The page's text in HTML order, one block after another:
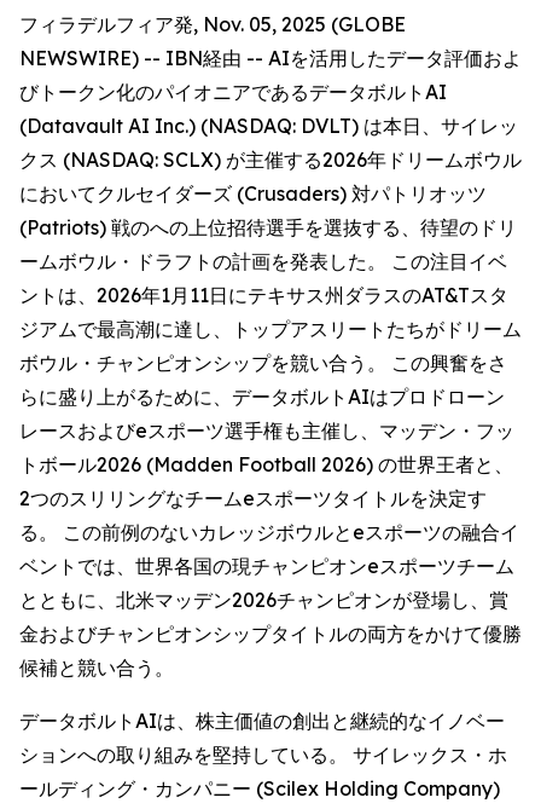
フィラデルフィア発, Nov. 05, 2025 (GLOBE
NEWSWIRE) -- IBN経由 -- AIを活用したデータ評価およ
びトークン化のパイオニアであるデータボルトAI
(Datavault AI Inc.) (NASDAQ: DVLT) は本日、サイレッ
クス (NASDAQ: SCLX) が主催する2026年ドリームボウル
においてクルセイダーズ (Crusaders) 対パトリオッツ
(Patriots) 戦のへの上位招待選手を選抜する、待望のドリ
ームボウル・ドラフトの計画を発表した。 この注目イベ
ントは、2026年1月11日にテキサス州ダラスのAT&Tスタ
ジアムで最高潮に達し、トップアスリートたちがドリーム
ボウル・チャンピオンシップを競い合う。 この興奮をさ
らに盛り上がるために、データボルトAIはプロドローン
レースおよびeスポーツ選手権も主催し、マッデン・フッ
トボール2026 (Madden Football 2026) の世界王者と、
2つのスリリングなチームeスポーツタイトルを決定す
る。 この前例のないカレッジボウルとeスポーツの融合イ
ベントでは、世界各国の現チャンピオンeスポーツチーム
とともに、北米マッデン2026チャンピオンが登場し、賞
金およびチャンピオンシップタイトルの両方をかけて優勝
候補と競い合う。
データボルトAIは、株主価値の創出と継続的なイノベー
ションへの取り組みを堅持している。 サイレックス・ホ
ールディング・カンパニー (Scilex Holding Company)